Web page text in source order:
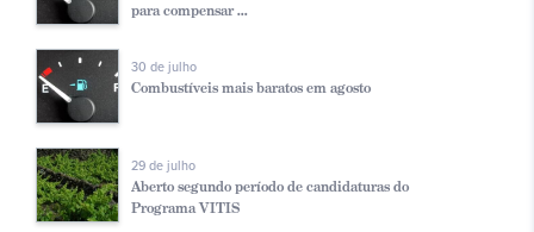
para compensar ...
30 de julho
Combustíveis mais baratos em agosto
29 de julho
Aberto segundo período de candidaturas do
Programa VITIS